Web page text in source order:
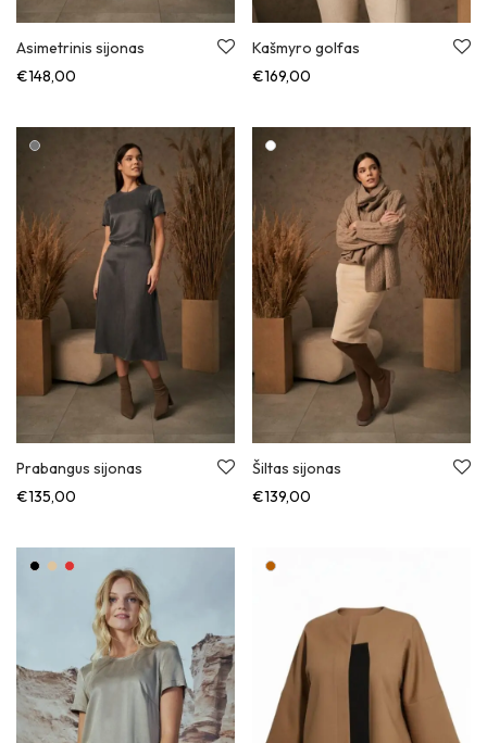
Asimetrinis sijonas
€148,00
Kašmyro golfas
€169,00
Prabangus sijonas
€135,00
Šiltas sijonas
€139,00